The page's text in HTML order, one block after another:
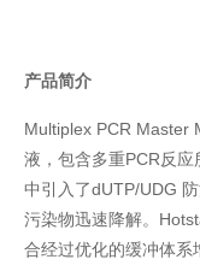
产品简介
Multiplex PCR Master
液，包含多重PCR反
中引入了dUTP/UDG
污染物迅速降解。
合经过优化的缓冲体系